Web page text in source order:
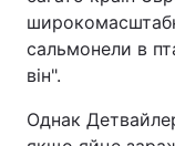
сальмонели в
він".
Однак